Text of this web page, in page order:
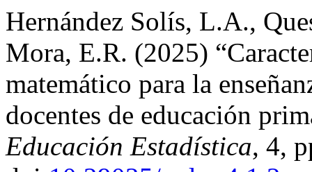
Hernández Solís, L.A.,
Mora, E.R. (2025)
matemático para la
docentes de educación
Educación Estadística, 4,